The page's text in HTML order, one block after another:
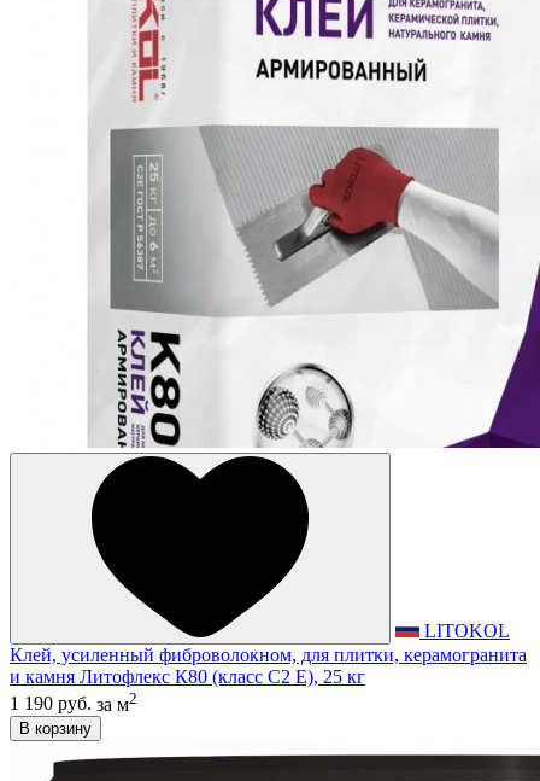
LITOKOL
Клей, усиленный фиброволокном, для плитки, керамогранита
и камня Литофлекс К80 (класс С2 E), 25 кг
1 190 руб. за м2
В корзину